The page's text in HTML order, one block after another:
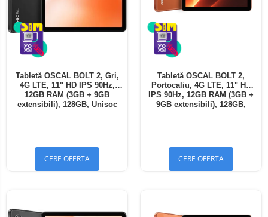
Tabletă OSCAL BOLT 2, Gri,
4G LTE, 11" HD IPS 90Hz,
12GB RAM (3GB + 9GB
extensibili), 128GB, Unisoc
CERE OFERTA
Tabletă OSCAL BOLT 2,
Portocaliu, 4G LTE, 11" HD
IPS 90Hz, 12GB RAM (3GB +
9GB extensibili), 128GB,
CERE OFERTA